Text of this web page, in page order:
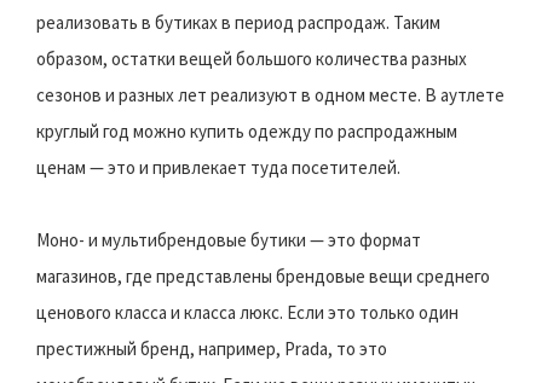
реализовать в бутиках в период распродаж. Таким
образом, остатки вещей большого количества разных
сезонов и разных лет реализуют в одном месте. В аутлете
круглый год можно купить одежду по распродажным
ценам — это и привлекает туда посетителей.
Моно- и мультибрендовые бутики — это формат
магазинов, где представлены брендовые вещи среднего
ценового класса и класса люкс. Если это только один
престижный бренд, например, Prada, то это